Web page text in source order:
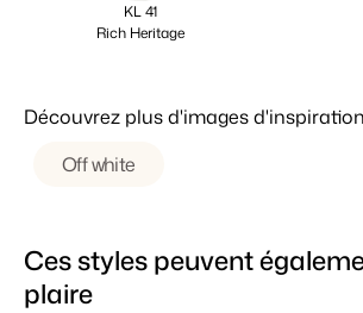
KL 41
Rich Heritage
Découvrez plus d'images
Off white
Ces styles peuvent
plaire